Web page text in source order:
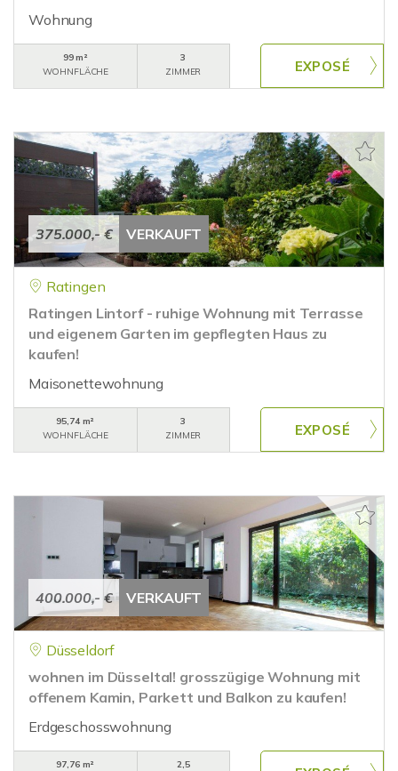
Wohnung
99 m²
WOHNFLÄCHE
3
ZIMMER
375.000,- € VERKAUFT
Ratingen
Ratingen Lintorf - ruhige Wohnung mit Terrasse
und eigenem Garten im gepflegten Haus zu
kaufen!
Maisonettewohnung
95,74 m²
WOHNFLÄCHE
3
ZIMMER
400.000,- € VERKAUFT
Düsseldorf
wohnen im Düsseltal! grosszügige Wohnung mit
offenem Kamin, Parkett und Balkon zu kaufen!
Erdgeschosswohnung
97,76 m²
2,5